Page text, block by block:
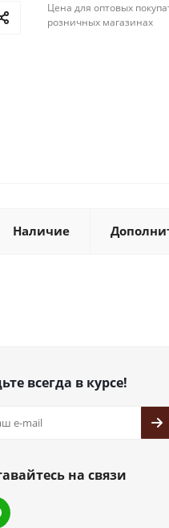
Цена для оптовых
розничных магазинах
Наличие
всегда в курсе!
на связи